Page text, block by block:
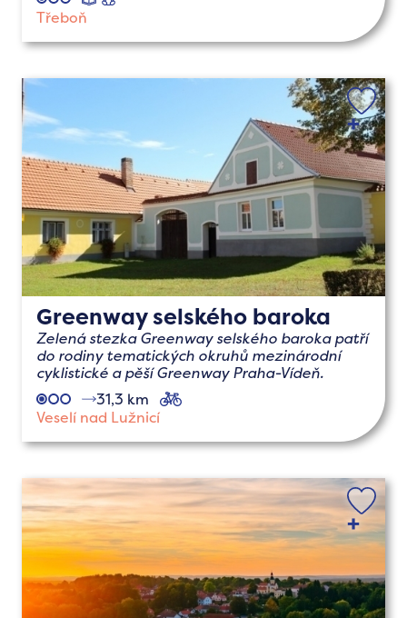
Třeboň
Greenway selského baroka
Zelená stezka Greenway selského baroka patří
do rodiny tematických okruhů mezinárodní
cyklistické a pěší Greenway Praha-Vídeň.
31,3 km
Veselí nad Lužnicí